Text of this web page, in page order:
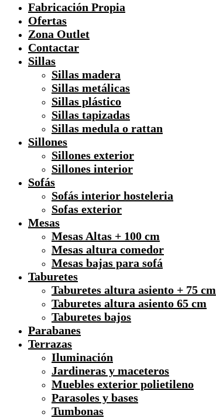
Fabricación Propia
Ofertas
Zona Outlet
Contactar
Sillas
Sillas madera
Sillas metálicas
Sillas plástico
Sillas tapizadas
Sillas medula o rattan
Sillones
Sillones exterior
Sillones interior
Sofás
Sofás interior hosteleria
Sofas exterior
Mesas
Mesas Altas + 100 cm
Mesas altura comedor
Mesas bajas para sofá
Taburetes
Taburetes altura asiento + 75 cm
Taburetes altura asiento 65 cm
Taburetes bajos
Parabanes
Terrazas
Iluminación
Jardineras y maceteros
Muebles exterior polietileno
Parasoles y bases
Tumbonas